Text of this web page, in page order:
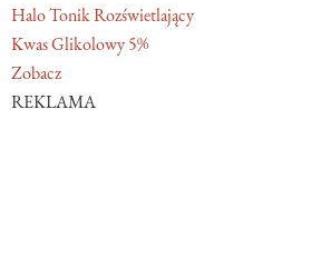
Halo Tonik Rozświetlający
Kwas Glikolowy 5%
Zobacz
REKLAMA